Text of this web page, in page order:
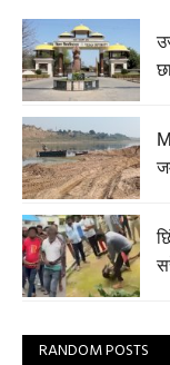
RANDOM POSTS